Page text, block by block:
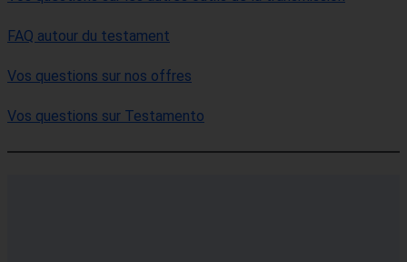
FAQ autour du testament
Vos questions sur nos offres
Vos questions sur Testamento